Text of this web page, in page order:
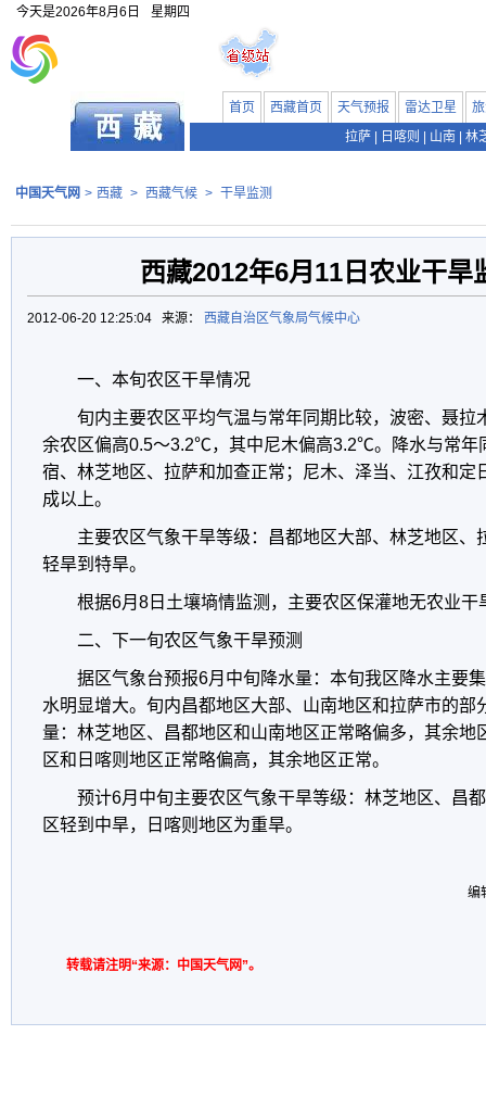
今天是2026年8月6日 星期四
首页 西藏首页 天气预报 雷达卫星
拉萨
日喀则 山南 林
中国天气网 > 西藏 > 西藏气候 > 干旱监测
西藏2012年6月11日农业干旱
2012-06-20 12:25:04 来源： 西藏自治区气象局气候中心
一、本旬农区干旱情况
旬内主要农区平均气温与常年同期比较，波密、聂
余农区偏高0.5～3.2℃，其中尼木偏高3.2℃。降水与常年
宿、林芝地区、拉萨和加查正常；尼木、泽当、江孜和定
成以上。
主要农区气象干旱等级：昌都地区大部、林芝地区、
轻旱到特旱。
根据6月8日土壤墒情监测，主要农区保灌地无农业干
二、下一旬农区气象干旱预测
据区气象台预报6月中旬降水量：本旬我区降水主要
水明显增大。旬内昌都地区大部、山南地区和拉萨市的部
量：林芝地区、昌都地区和山南地区正常略偏多，其余地
区和日喀则地区正常略偏高，其余地区正常。
预计6月中旬主要农区气象干旱等级：林芝地区、昌
区轻到中旱，日喀则地区为重旱。
编
转载请注明“来源：中国天气网”。